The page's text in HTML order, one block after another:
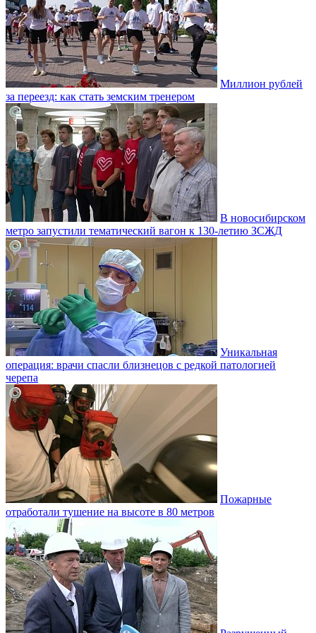
Миллион рублей
за переезд: как стать земским тренером
В новосибирском
метро запустили тематический вагон к 130-летию ЗСЖД
Уникальная
операция: врачи спасли близнецов с редкой патологией
черепа
Пожарные
отработали тушение на высоте в 80 метров